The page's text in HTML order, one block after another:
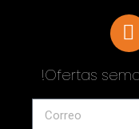
!Ofertas